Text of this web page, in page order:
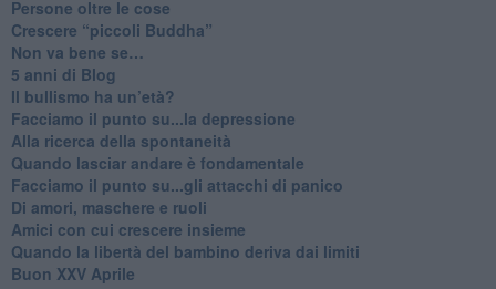
​Persone oltre le cose
​Crescere “piccoli Buddha”
Non va bene se…
​5 anni di Blog
​Il bullismo ha un’età?
Facciamo il punto su...la depressione
​Alla ricerca della spontaneità
​Quando lasciar andare è fondamentale
Facciamo il punto su...gli attacchi di panico
Di amori, maschere e ruoli
​Amici con cui crescere insieme
​Quando la libertà del bambino deriva dai limiti
Buon XXV Aprile